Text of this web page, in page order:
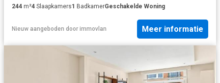
244 m²4 Slaapkamers1 BadkamerGeschakelde Woning
Nieuw aangeboden door immovlan Meer informatie